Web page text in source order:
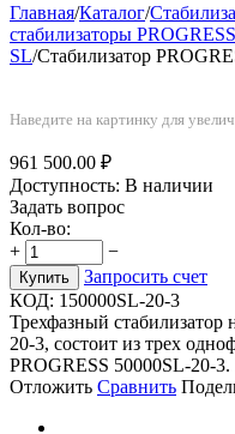
Главная/Каталог/
стабилизаторы PROGRESS
SL/Стабилизатор
Наведите на картинку для
961 500.00 ₽
Доступность: В наличии
Задать вопрос
Кол-во:
+
−
Купить
Запросить счет
КОД: 150000SL-20-3
Трехфазный
20-3, состоит из трех
PROGRESS 50000SL-20-
Отложить Сравнить